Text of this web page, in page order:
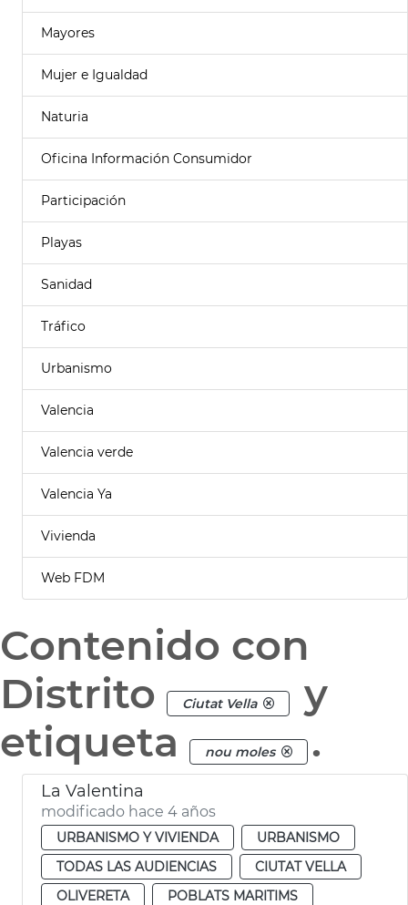
Mayores
Mujer e Igualdad
Naturia
Oficina Información Consumidor
Participación
Playas
Sanidad
Tráfico
Urbanismo
Valencia
Valencia verde
Valencia Ya
Vivienda
Web FDM
Contenido con
Distrito
Ciutat Vella
y
etiqueta
nou moles .
La Valentina
modificado hace 4 años
URBANISMO Y VIVIENDA
URBANISMO
TODAS LAS AUDIENCIAS
CIUTAT VELLA
OLIVERETA
POBLATS MARITIMS